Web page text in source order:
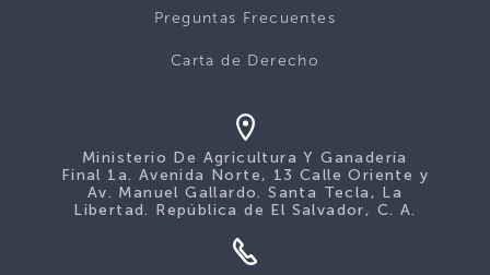
Preguntas Frecuentes
Carta de Derecho
Ministerio De Agricultura Y Ganadería
Final 1a. Avenida Norte, 13 Calle Oriente y
Av. Manuel Gallardo. Santa Tecla, La
Libertad. República de El Salvador, C. A.